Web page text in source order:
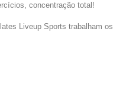
concentração total!
Liveup Sports trabalham os